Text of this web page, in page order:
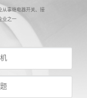
从事继电器开关、接
业之一